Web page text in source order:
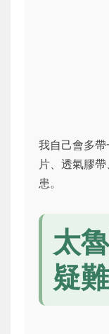
我自己會多
片、透氣膠
患。
太
疑